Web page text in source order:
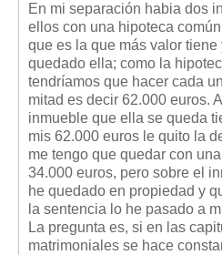
Legislación sobre Adquisición
Legislación de interés práctico
Diccionario
Usuario
Entrar / Salir
Mis boletines
En mi separación habia dos
ellos con una hipoteca
que es la que más valor tiene
quedado ella; como la
tendríamos que hacer cada
mitad es decir 62.000 euros.
inmueble que ella se queda
mis 62.000 euros le quito la
me tengo que quedar con
34.000 euros, pero sobre el
he quedado en propiedad y
la sentencia lo he pasado a
La pregunta es, si en las
matrimoniales se hace